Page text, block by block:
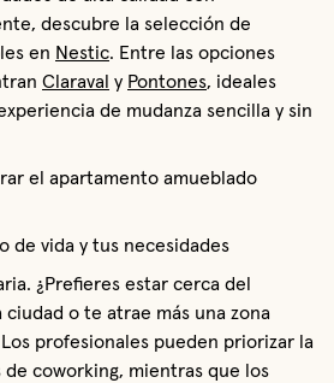
descubre la selección de
en Nestic. Entre las opciones
Claraval y Pontones, ideales
de mudanza sencilla y sin
el apartamento amueblado
de vida y tus necesidades
¿Prefieres estar cerca del
o te atrae más una zona
profesionales pueden priorizar la
de coworking, mientras que los